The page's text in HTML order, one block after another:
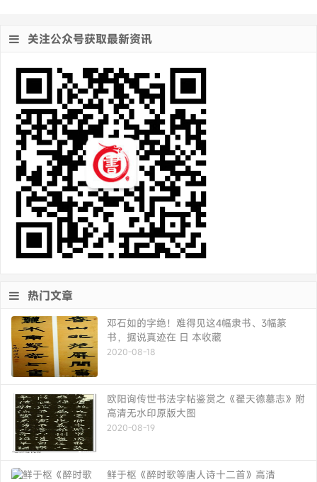
关注公众号获取最新资讯
热门文章
邓石如的字绝！难得见这4幅隶书、3幅篆
书，据说真迹在 日 本收藏
2020-08-18
欧阳询传世书法字帖鉴赏之《翟天德墓志》附
高清无水印原版大图
2020-08-19
鲜于枢《醉时歌等唐人诗十二首》高清